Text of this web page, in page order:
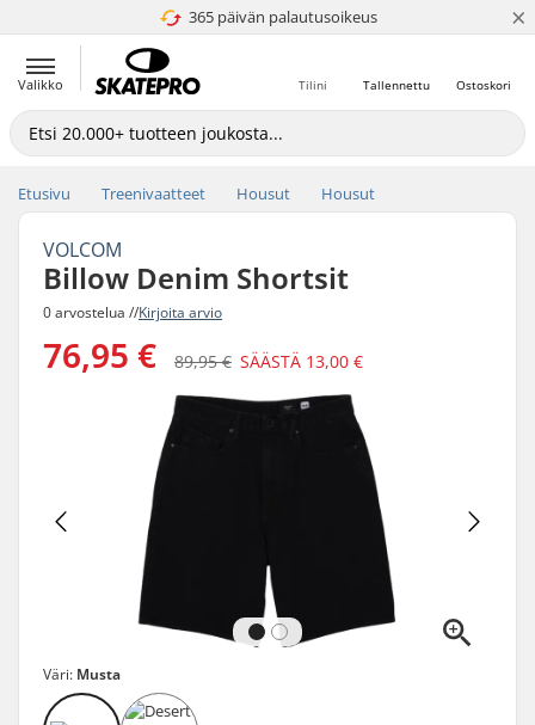
365 päivän palautusoikeus
4.8 / 5 ×
Valikko Ostoskori
Tallennettu
Tilini
Etusivu Treenivaatteet Housut Housut
VOLCOM
Billow Denim Shortsit
0 arvostelua //Kirjoita arvio
76,95 € 89,95 € SÄÄSTÄ 13,00 €
Väri: Musta